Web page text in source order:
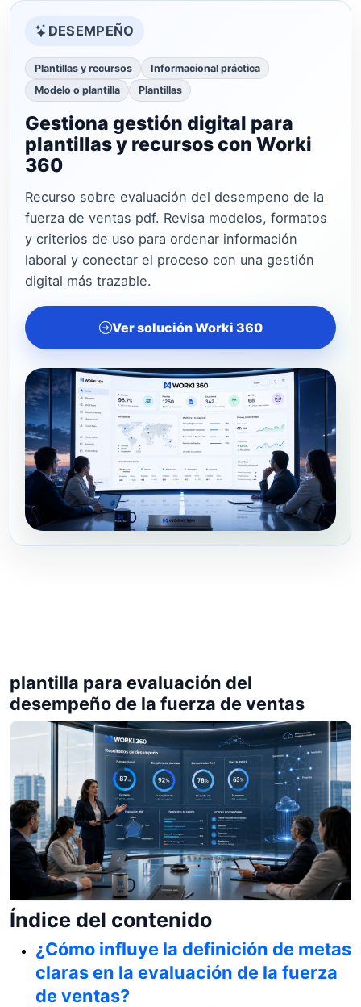
DESEMPEÑO
Plantillas y recursos
Informacional práctica
Modelo o plantilla
Plantillas
Gestiona gestión digital para
plantillas y recursos con Worki
360
Recurso sobre evaluación del desempeno de la
fuerza de ventas pdf. Revisa modelos, formatos
y criterios de uso para ordenar información
laboral y conectar el proceso con una gestión
digital más trazable.
Ver solución Worki 360
plantilla para evaluación del
desempeño de la fuerza de ventas
Índice del contenido
¿Cómo influye la definición de metas
claras en la evaluación de la fuerza
de ventas?